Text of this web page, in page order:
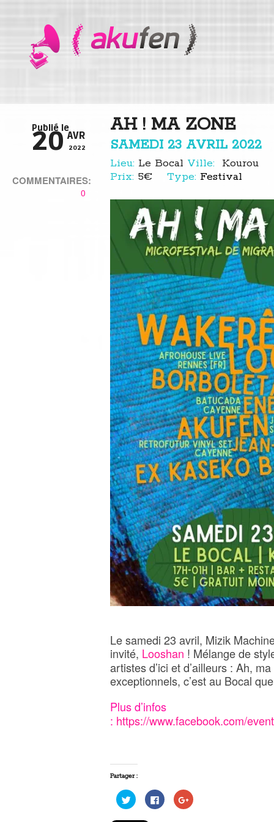
Publié le
20 AVR
2022
COMMENTAIRES:
0
AH ! MA ZONE
SAMEDI 23 AVRIL 2022
Lieu: Le Bocal Ville: Kourou
Prix: 5€ Type: Festival
Le samedi 23 avril, Mizik
invité, Looshan ! Mélange de
artistes d’ici et d’ailleurs : Ah,
exceptionnels, c’est au Bocal
Plus d’infos
: https://www.facebook.com/
Partager :
Cliquez
pour
partager
sur
Cliquez
pour
partager
Cliquez
pour